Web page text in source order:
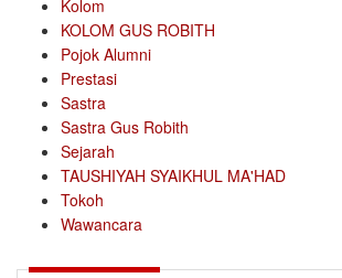
Kolom
KOLOM GUS ROBITH
Pojok Alumni
Prestasi
Sastra
Sastra Gus Robith
Sejarah
TAUSHIYAH SYAIKHUL MA'HAD
Tokoh
Wawancara